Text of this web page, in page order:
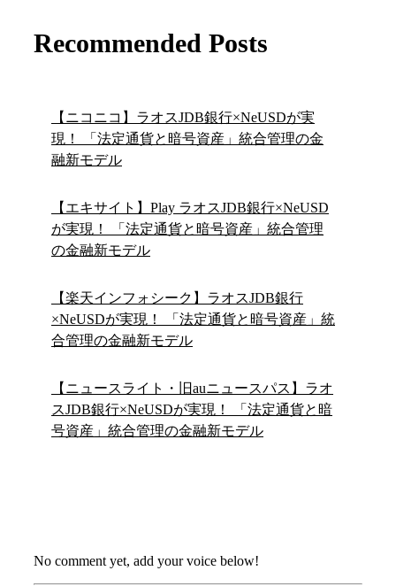
Recommended Posts
【ニコニコ】ラオスJDB銀行×NeUSDが実
現！ 「法定通貨と暗号資産」統合管理の金
融新モデル
【エキサイト】Play ラオスJDB銀行×NeUSD
が実現！ 「法定通貨と暗号資産」統合管理
の金融新モデル
【楽天インフォシーク】ラオスJDB銀行
×NeUSDが実現！ 「法定通貨と暗号資産」統
合管理の金融新モデル
【ニュースライト・旧auニュースパス】ラオ
スJDB銀行×NeUSDが実現！ 「法定通貨と暗
号資産」統合管理の金融新モデル
No comment yet, add your voice below!